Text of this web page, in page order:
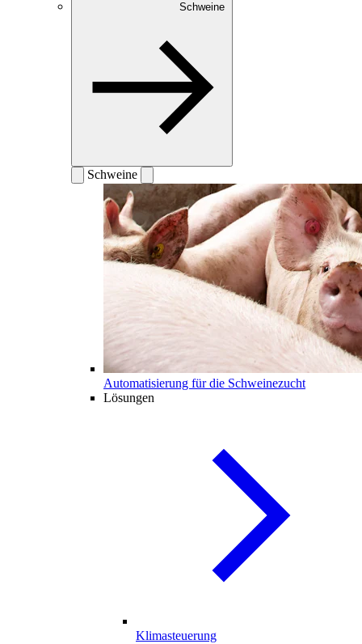
Schweine
Schweine
Automatisierung für die Schweinezucht
Lösungen
Klimasteuerung